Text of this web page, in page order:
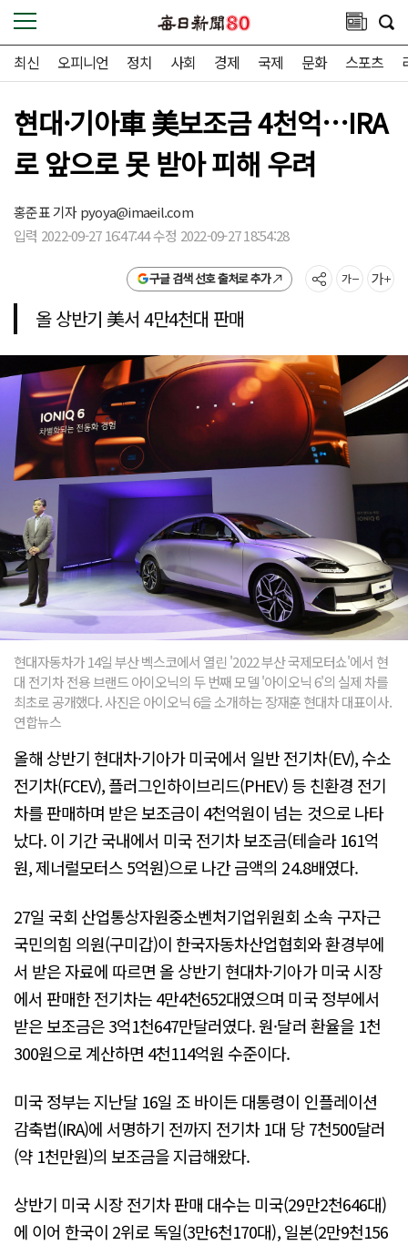
최신 오피니언 정치 사회 경제 국제 문화 스포츠
현대·기아車 美보조금 4천억…IRA
로 앞으로 못 받아 피해 우려
홍준표 기자pyoya@imaeil.com
입력 2022-09-27 16:47:44 수정 2022-09-27 18:54:28
구글 검색 선호 출처로 추가
올 상반기 美서 4만4천대 판매
현대자동차가 14일 부산 벡스코에서 열린 '2022 부산 국제모터쇼'에서 현
대 전기차 전용 브랜드 아이오닉의 두 번째 모델 '아이오닉 6'의 실제 차를
최초로 공개했다. 사진은 아이오닉 6을 소개하는 장재훈 현대차 대표이사.
연합뉴스
올해 상반기 현대차·기아가 미국에서 일반 전기차(EV), 수소
전기차(FCEV), 플러그인하이브리드(PHEV) 등 친환경 전기
차를 판매하며 받은 보조금이 4천억원이 넘는 것으로 나타
났다. 이 기간 국내에서 미국 전기차 보조금(테슬라 161억
원, 제너럴모터스 5억원)으로 나간 금액의 24.8배였다.
27일 국회 산업통상자원중소벤처기업위원회 소속 구자근
국민의힘 의원(구미갑)이 한국자동차산업협회와 환경부에
서 받은 자료에 따르면 올 상반기 현대차·기아가 미국 시장
에서 판매한 전기차는 4만4천652대였으며 미국 정부에서
받은 보조금은 3억1천647만달러였다. 원·달러 환율을 1천
300원으로 계산하면 4천114억원 수준이다.
미국 정부는 지난달 16일 조 바이든 대통령이 인플레이션
감축법(IRA)에 서명하기 전까지 전기차 1대 당 7천500달러
(약 1천만원)의 보조금을 지급해왔다.
상반기 미국 시장 전기차 판매 대수는 미국(29만2천646대)
에 이어 한국이 2위로 독일(3만6천170대), 일본(2만9천156